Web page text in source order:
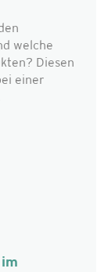
welche
Diesen
einer